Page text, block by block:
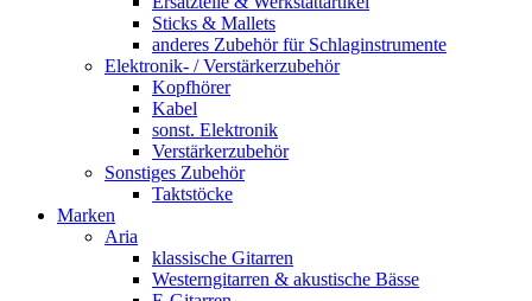
Sticks & Mallets
anderes Zubehör für Schlaginstrumente
Elektronik- / Verstärkerzubehör
Kopfhörer
Kabel
sonst. Elektronik
Verstärkerzubehör
Sonstiges Zubehör
Taktstöcke
Marken
Aria
klassische Gitarren
Westerngitarren & akustische Bässe